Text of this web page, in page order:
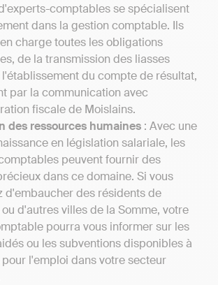
comptables se spécialisent
dans la gestion comptable. Ils
charge toutes les obligations
de la transmission des liasses
du compte de résultat,
par la communication avec
fiscale de Moislains.
des ressources humaines : Avec une
en législation salariale, les
peuvent fournir des
dans ce domaine. Si vous
d'embaucher des résidents de
d'autres villes de la Somme, votre
pourra vous informer sur les
ou les subventions disponibles à
l'emploi dans votre secteur